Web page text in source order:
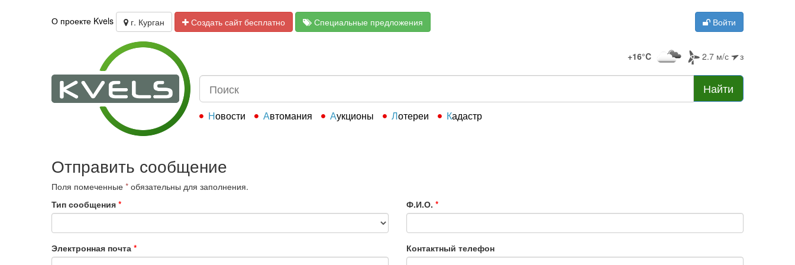
О проекте Kvels г. Курган Создать сайт бесплатно Специальные предложения Войти
+16°C 2.7 м/с з
Найти
Новости Автомания Аукционы Лотереи Кадастр
Отправить сообщение
Поля помеченные * обязательны для заполнения.
Тип сообщения * Ф.И.О. *
Электронная почта * Контактный телефон